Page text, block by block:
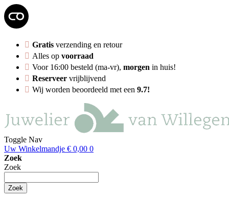
Gratis verzending en retour
Alles op voorraad
Voor 16:00 besteld (ma-vr), morgen in huis!
Reserveer vrijblijvend
Wij worden beoordeeld met een 9.7!
Toggle Nav
Uw Winkelmandje € 0,00 0
Zoek
Zoek
Zoek